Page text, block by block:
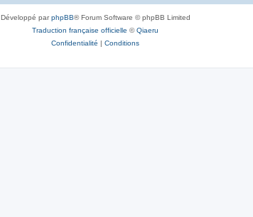
Développé parphpBB® Forum Software © phpBB Limited
Traduction française officielle ©Qiaeru
Confidentialité | Conditions